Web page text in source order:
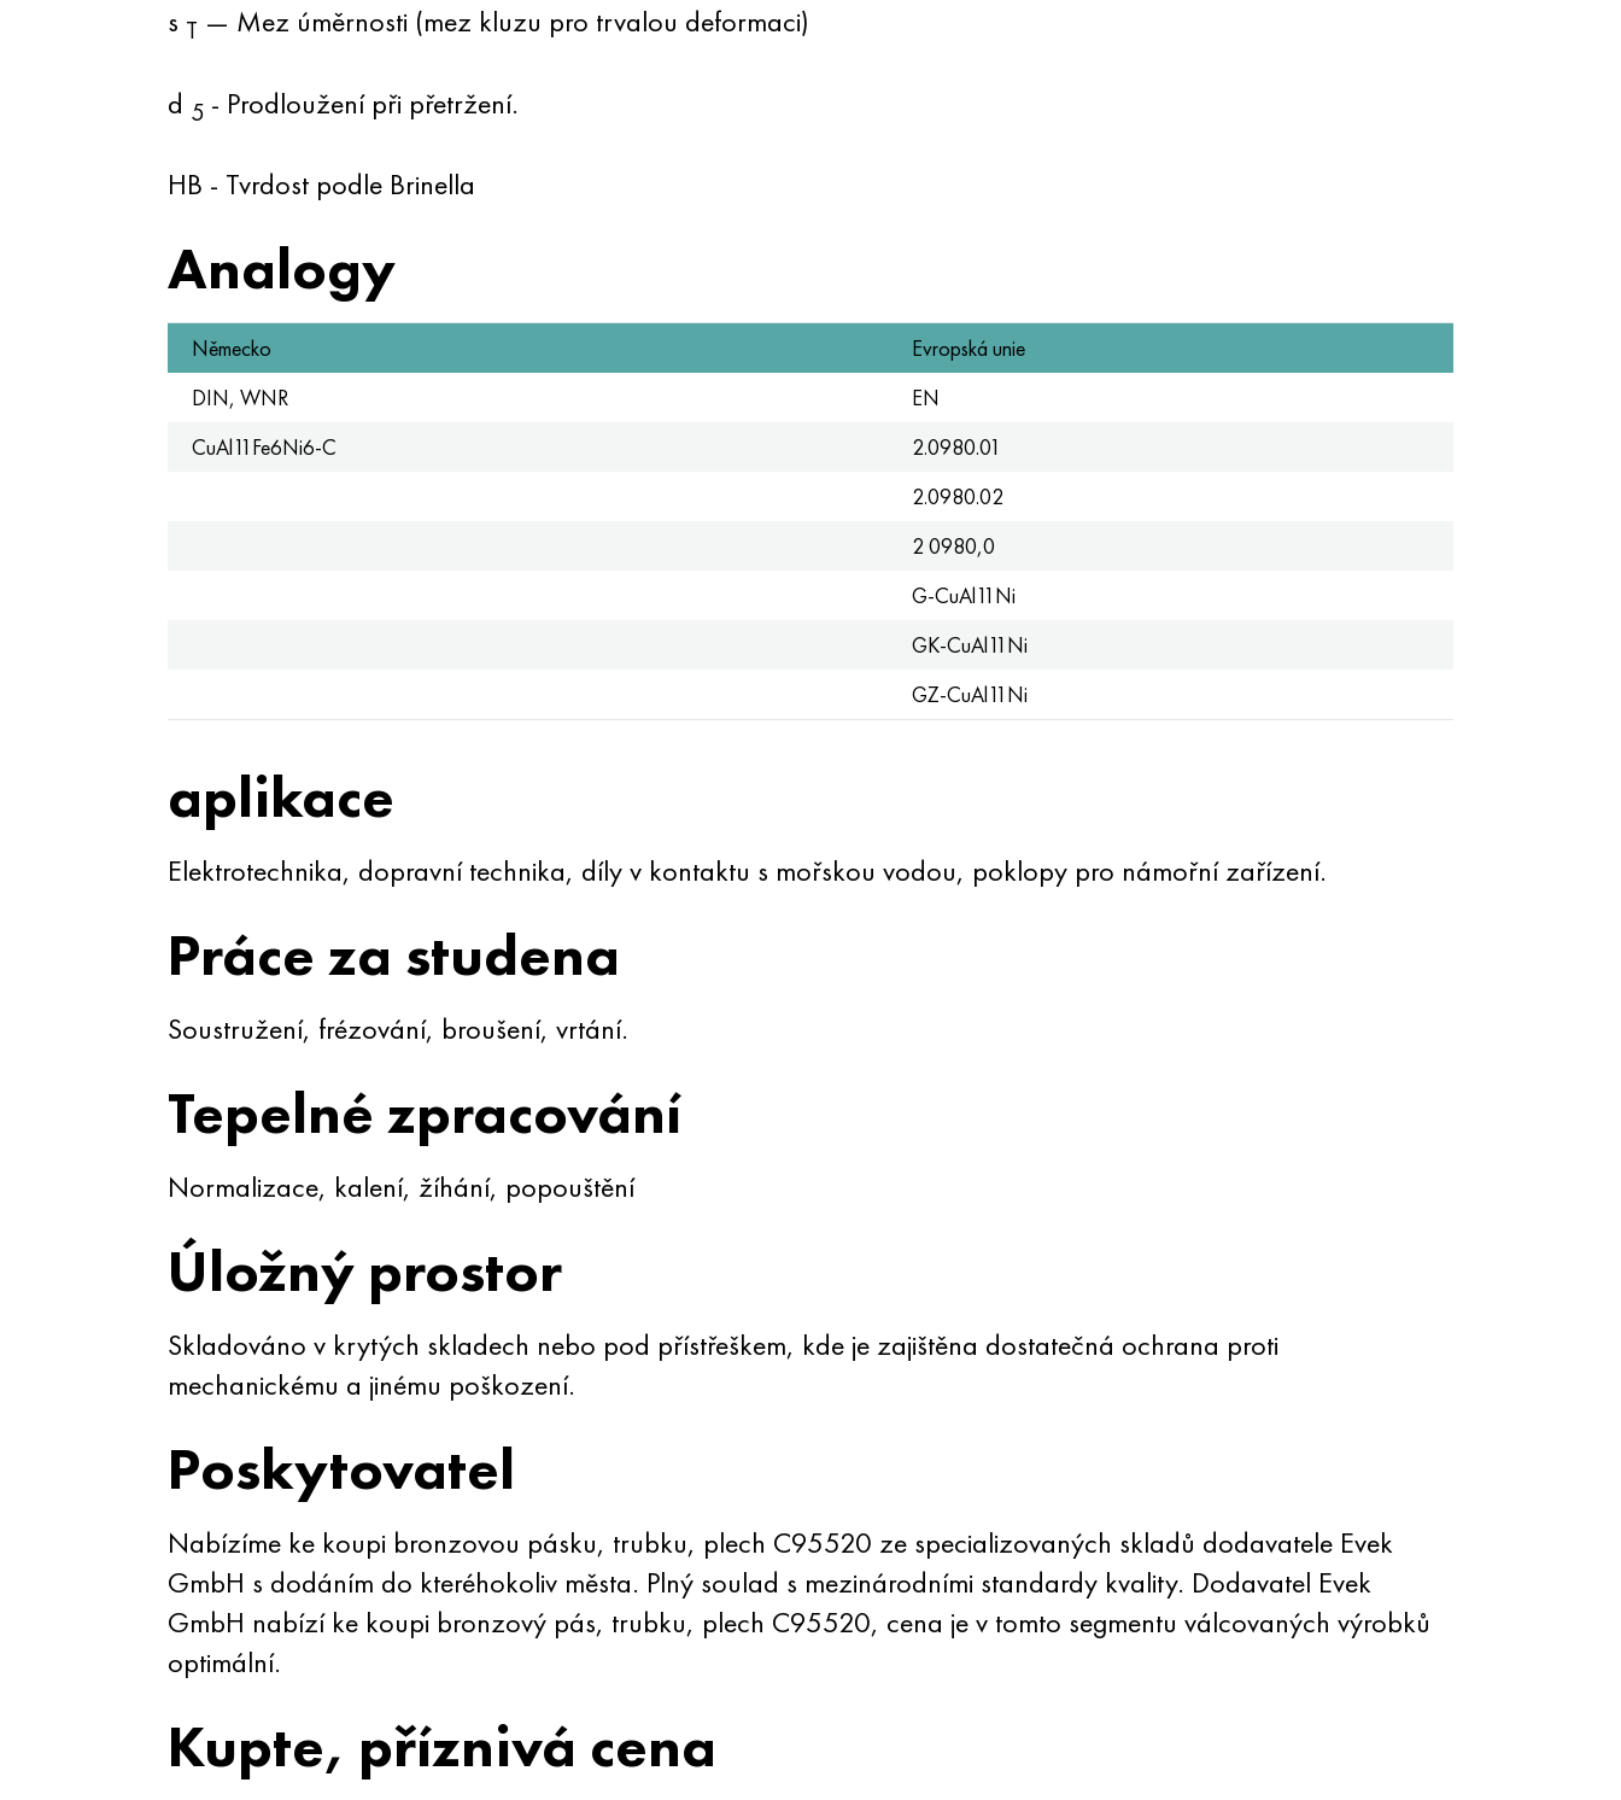
s T — Mez úměrnosti (mez kluzu pro trvalou deformaci)
d 5- Prodloužení při přetržení.
HB - Tvrdost podle Brinella
Analogy
Německo
Evropská unie
DIN, WNR
EN
CuAl11Fe6Ni6-C
2.0980.01
2.0980.02
2 0980,0
G-CuAl11Ni
GK-CuAl11Ni
GZ-CuAl11Ni
aplikace
Elektrotechnika, dopravní technika, díly v kontaktu s mořskou vodou, poklopy pro námořní zařízení.
Práce za studena
Soustružení, frézování, broušení, vrtání.
Tepelné zpracování
Normalizace, kalení, žíhání, popouštění
Úložný prostor
Skladováno v krytých skladech nebo pod přístřeškem, kde je zajištěna dostatečná ochrana proti
mechanickému a jinému poškození.
Poskytovatel
Nabízíme ke koupi bronzovou pásku, trubku, plech C95520 ze specializovaných skladů dodavatele Evek
GmbH s dodáním do kteréhokoliv města. Plný soulad s mezinárodními standardy kvality. Dodavatel Evek
GmbH nabízí ke koupi bronzový pás, trubku, plech C95520, cena je v tomto segmentu válcovaných výrobků
optimální.
Kupte, příznivá cena